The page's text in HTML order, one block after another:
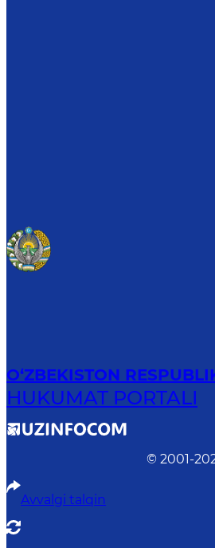
O‘ZBEKISTON
HUKUMAT PORTALI
© 2001-
Avvalgi talqin